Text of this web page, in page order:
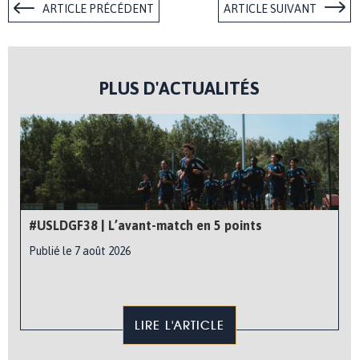
ARTICLE PRÉCÉDENT ARTICLE SUIVANT
PLUS D'ACTUALITÉS
#USLDGF38 | L’avant-match en 5 points
Publié le 7 août 2026
LIRE L'ARTICLE